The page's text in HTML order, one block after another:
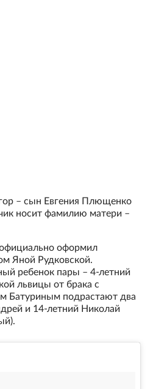
– сын Евгения Плющенко
носит фамилию матери –
оформил
Яной Рудковской.
ребенок пары – 4-летний
львицы от брака с
Батуриным подрастают два
и 14-летний Николай